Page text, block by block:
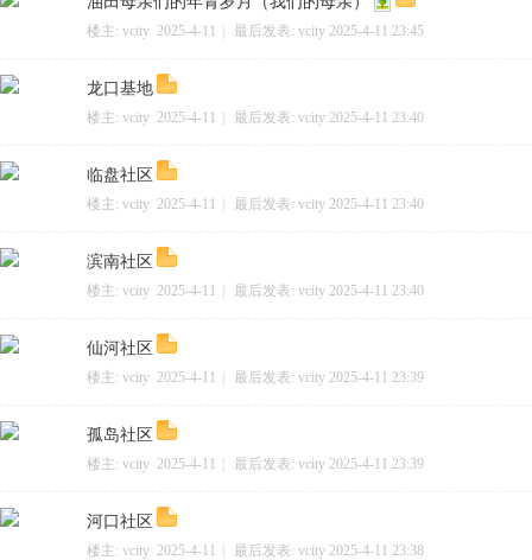
楼主: vcity 2025-4-11 最后发表: vcity 2025-4-11 23:45
龙口基地
楼主: vcity 2025-4-11 最后发表: vcity 2025-4-11 23:40
临盘社区
楼主: vcity 2025-4-11 最后发表: vcity 2025-4-11 23:40
滨南社区
楼主: vcity 2025-4-11 最后发表: vcity 2025-4-11 23:40
仙河社区
楼主: vcity 2025-4-11 最后发表: vcity 2025-4-11 23:39
孤岛社区
楼主: vcity 2025-4-11 最后发表: vcity 2025-4-11 23:39
河口社区
楼主: vcity 2025-4-11 最后发表: vcity 2025-4-11 23:38